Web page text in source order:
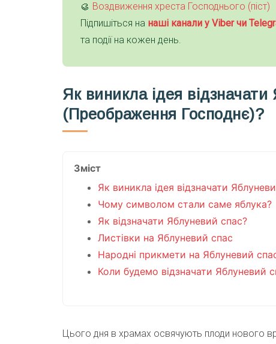
🥮 Воздвиження хреста Господнього (піст)
Підпишіться на наші канали у Viber чи
та події на кожен день.
Як виникла ідея
(Преображення Господнє)?
Зміст
Як виникла ідея відзначати
Чому символом стали саме яблука?
Як відзначати Яблуневий спас?
Листівки на Яблуневий спас
Народні прикмети на Яблуневий
Коли будемо відзначати Яблуневий
Цього дня в храмах освячують плоди нового